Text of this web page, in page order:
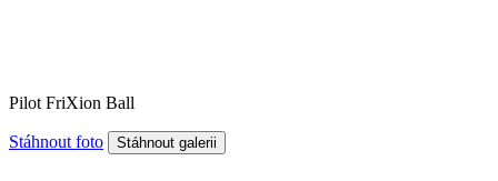
Pilot FriXion Ball
Stáhnout foto